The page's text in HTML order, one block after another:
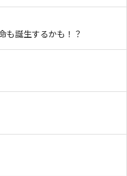
も誕生するかも！？